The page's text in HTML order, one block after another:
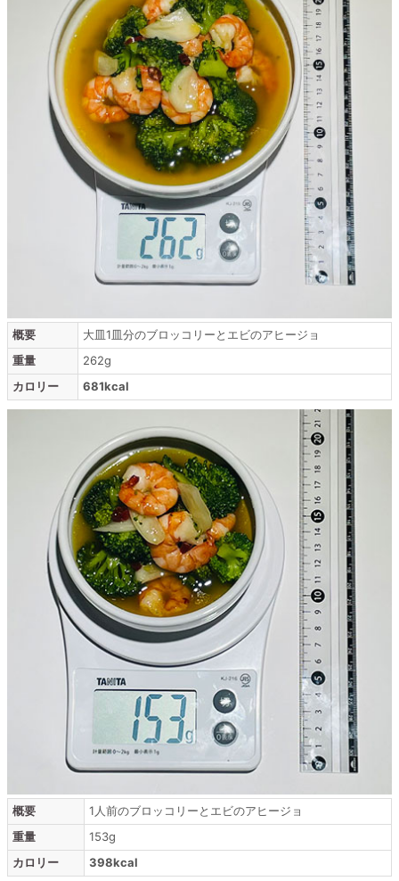
概要
大皿1皿分のブロッコリーとエビのアヒージョ
重量
262g
カロリー
681kcal
概要
1人前のブロッコリーとエビのアヒージョ
重量
153g
カロリー
398kcal